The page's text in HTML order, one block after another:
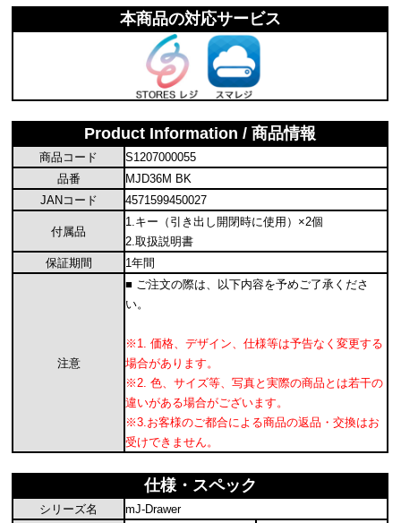
本商品の対応サービス
Product Information / 商品情報
商品コード
S1207000055
品番
MJD36M BK
JANコード
4571599450027
付属品
1.キー（引き出し開閉時に使用）×2個
2.取扱説明書
保証期間
1年間
注意
■ ご注文の際は、以下内容を予めご了承くださ
い。
※1. 価格、デザイン、仕様等は予告なく変更する
場合があります。
※2. 色、サイズ等、写真と実際の商品とは若干の
違いがある場合がございます。
※3.お客様のご都合による商品の返品・交換はお
受けできません。
仕様・スペック
シリーズ名
mJ-Drawer